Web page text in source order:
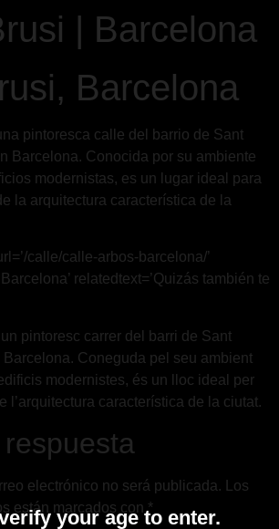
| Barcelona
Barcelona
pintoresca calle del barrio de Sant
Barcelona. Conocida por su ambiente
modernistas, es un lugar ideal para
la arquitectura característica de la
calle/calle-arbos-barcelona/’
relatedtext=’Quizás también te
un pintoresc carrer del barri de Sant
Coneguda pel seu ambient
modernistes, és un lloc ideal per
l’arquitectura característica de la ciutat.
electrónico no será publicada.
Los
están marcados con*
your age to enter.